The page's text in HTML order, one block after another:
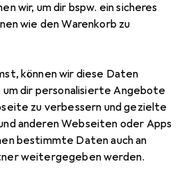
wir, um dir bspw. ein sicheres
wie den Warenkorb zu
können wir diese Daten
um dir personalisierte Angebote
zu verbessern und gezielte
anderen Webseiten oder Apps
bestimmte Daten auch an
weitergegeben werden.
elektrisch
Marke